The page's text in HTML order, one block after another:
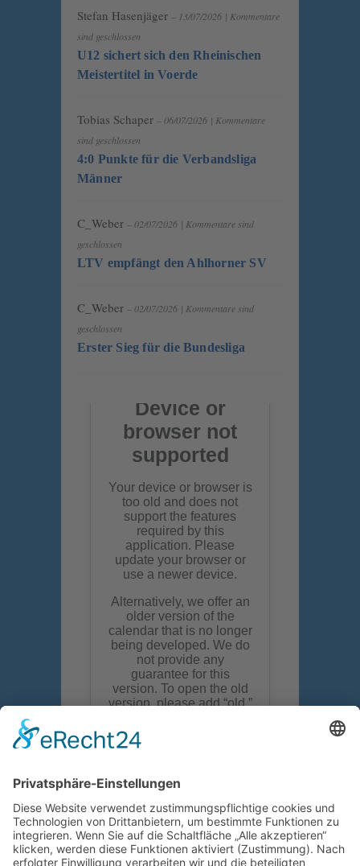
Stefan Hasenjäger – 13/07/2026 | Kommentare
sind geschlossen
U12 sichert sich den Rheinischen
Meistertitel in Voerde
Tobias Schaper – 06/07/2026 | Kommentare
sind geschlossen
4:0 Punkte für die Verbandsliga
Männer
C_Weber – 02/07/2026 | Kommentare sind
geschlossen
LTV empfängt den Ahlhorner SV
C_Weber – 02/07/2026 | Kommentare sind
geschlossen
Erster Sieg für die Bundesliga
Wir suchen euch